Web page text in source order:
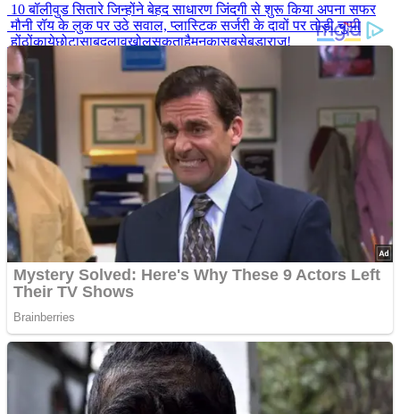
10 बॉलीवुड सितारे जिन्होंने बेहद साधारण जिंदगी से शुरू किया अपना सफर
मौनी रॉय के लुक पर उठे सवाल, प्लास्टिक सर्जरी के दावों पर तोड़ी चुप्पी
होंठोंकायेछोटासाबदलावखोलसकताहैमनकासबसेबड़ाराज!
राजकुमारी डायना की मौत का रहस्य, जिस पर दशकों बाद भी उठते हैं सवाल
बाथरूम के शीशे के पीछे छुपा था ‘सीक्रेट रूम’! घर की मरम्मत करते कपल को
मिला ऐसा राज, सब रह गए हैरान
Advertisements